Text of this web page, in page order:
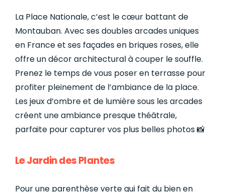
La Place Nationale, c’est le cœur battant de
Montauban. Avec ses doubles arcades uniques
en France et ses façades en briques roses, elle
offre un décor architectural à couper le souffle.
Prenez le temps de vous poser en terrasse pour
profiter pleinement de l’ambiance de la place.
Les jeux d’ombre et de lumière sous les arcades
créent une ambiance presque théâtrale,
parfaite pour capturer vos plus belles photos 📸
Le Jardin des Plantes
Pour une parenthèse verte qui fait du bien en